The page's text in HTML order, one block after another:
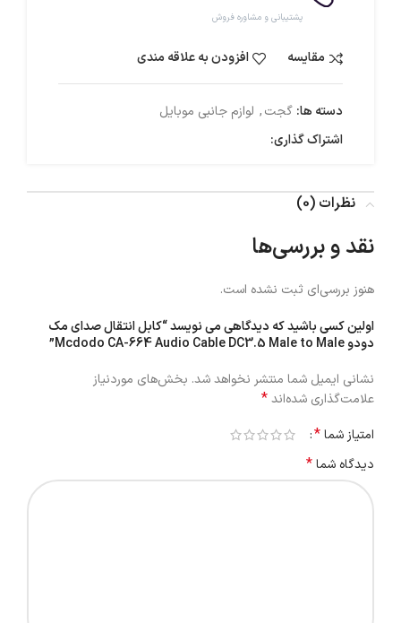
پشتیبانی و مشاوره فروش
مقایسه افزودن به علاقه مندی
دسته ها: گجت, لوازم جانبی موبایل
اشتراک گذاری:
نظرات (0)
نقد و بررسی‌ها
هنوز بررسی‌ای ثبت نشده است.
اولین کسی باشید که دیدگاهی می نویسد “کابل انتقال صدای مک
دودو Mcdodo CA-664 Audio Cable DC3.5 Male to Male”
نشانی ایمیل شما منتشر نخواهد شد. بخش‌های موردنیاز
علامت‌گذاری شده‌اند*
امتیاز شما*
دیدگاه شما*